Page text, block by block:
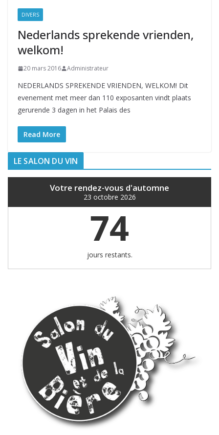
DIVERS
Nederlands sprekende vrienden,
welkom!
20 mars 2016 Administrateur
NEDERLANDS SPREKENDE VRIENDEN, WELKOM! Dit
evenement met meer dan 110 exposanten vindt plaats
gerurende 3 dagen in het Palais des
Read More
LE SALON DU VIN
Votre rendez-vous d'automne
23 octobre 2026
74
jours restants.